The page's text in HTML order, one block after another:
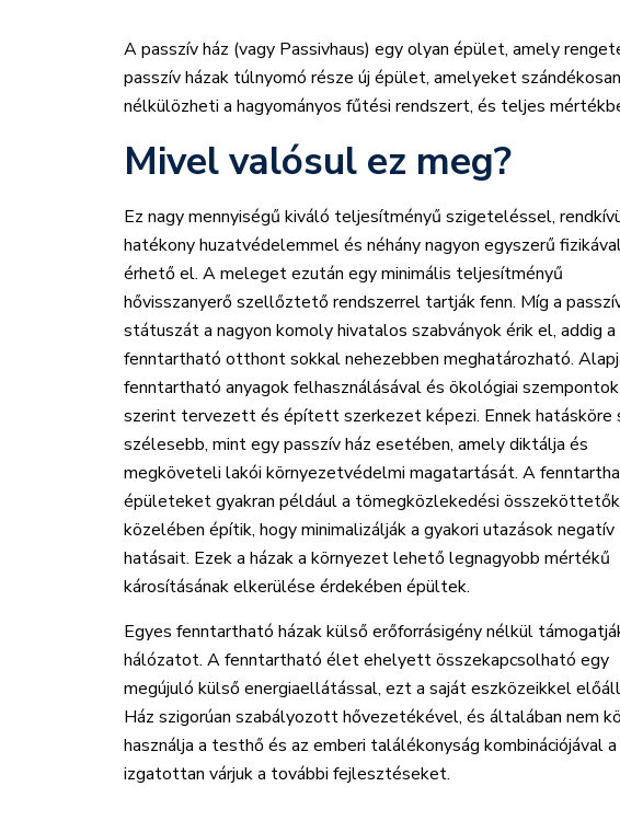
A passzív ház (vagy Passivhaus) egy olyan épület, amely
passzív házak túlnyomó része új épület, amelyeket
nélkülözheti a hagyományos fűtési rendszert, és teljes
Mivel valósul ez meg?
Ez nagy mennyiségű kiváló teljesítményű szigeteléssel,
hatékony huzatvédelemmel és néhány nagyon egyszerű
érhető el. A meleget ezután egy minimális teljesítményű
hővisszanyerő szellőztető rendszerrel tartják fenn. Míg a
státuszát a nagyon komoly hivatalos szabványok érik el, addig a
fenntartható otthont sokkal nehezebben meghatározható.
fenntartható anyagok felhasználásával és ökológiai szempontok
szerint tervezett és épített szerkezet képezi. Ennek hatásköre
szélesebb, mint egy passzív ház esetében, amely diktálja és
megköveteli lakói környezetvédelmi magatartását. A
épületeket gyakran például a tömegközlekedési összeköttetők
közelében építik, hogy minimalizálják a gyakori utazások negatív
hatásait. Ezek a házak a környezet lehető legnagyobb mértékű
károsításának elkerülése érdekében épültek.
Egyes fenntartható házak külső erőforrásigény nélkül
hálózatot. A fenntartható élet ehelyett összekapcsolható egy
megújuló külső energiaellátással, ezt a saját eszközeikkel
Ház szigorúan szabályozott hővezetékével, és általában nem
használja a testhő és az emberi találékonyság kombinációjával
izgatottan várjuk a további fejlesztéseket.